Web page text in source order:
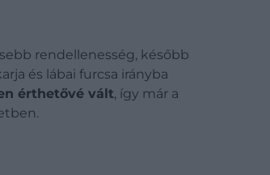
rendellenesség, később
és lábai furcsa irányba
érthetővé vált, így már a